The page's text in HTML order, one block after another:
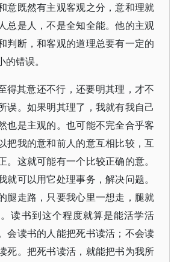
意既然有主观客观之分，意和理就
总是人，不是全知全能。他的主观
判断，和客观的道理总要有一定的
错误。
得其意还不行，还要明其理，才不
误。如果明其理了，我就有我自己
也是主观的。也可能不完全合乎客
把我的意和前人的意互相比较，互
。这就可能有一个比较正确的意。
就可以用它处理事务，解决问题。
腿走路，只要我心里一想走，腿就
读书到这个程度就算是能活学活
会读书的人能把死书读活；不会读
死。把死书读活，就能把书为我所